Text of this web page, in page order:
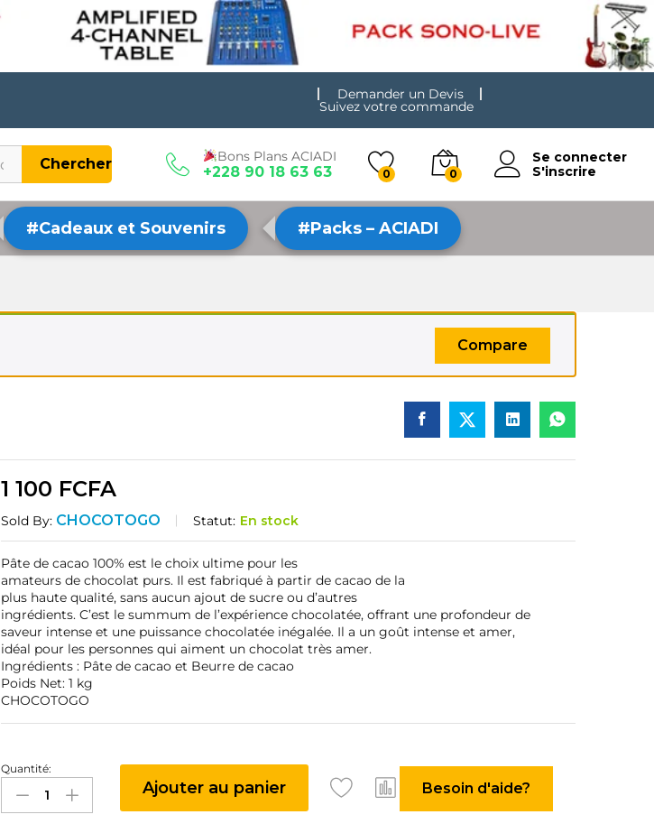
Demander un Devis
Suivez votre commande
Chercher Bons Plans ACIADI
+228 90 18 63 63 0 0
Se connecter
S'inscrire
#Cadeaux et Souvenirs #Packs – ACIADI
Compare
1 100 FCFA
Sold By: CHOCOTOGO Statut: En stock
Pâte de cacao 100% est le choix ultime pour les
amateurs de chocolat purs. Il est fabriqué à partir de cacao de la
plus haute qualité, sans aucun ajout de sucre ou d’autres
ingrédients. C’est le summum de l’expérience chocolatée, offrant une profondeur de
saveur intense et une puissance chocolatée inégalée. Il a un goût intense et amer,
idéal pour les personnes qui aiment un chocolat très amer.
Ingrédients : Pâte de cacao et Beurre de cacao
Poids Net: 1 kg
CHOCOTOGO
Pâte
cacao
Quantité:
Ajouter au panier Besoin d'aide?